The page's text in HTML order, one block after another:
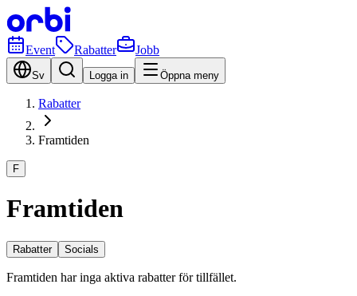
Event Rabatter Jobb
Sv Logga in Öppna meny
Rabatter
Framtiden
F
Framtiden
Rabatter Socials
Framtiden har inga aktiva rabatter för tillfället.